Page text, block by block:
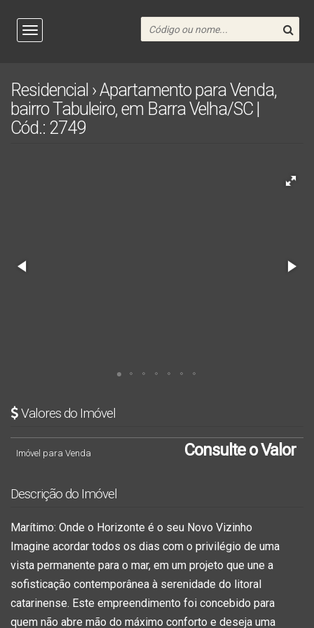
Residencial › Apartamento para Venda,
bairro Tabuleiro, em Barra Velha/SC |
Cód.: 2749
Valores do Imóvel
Consulte o Valor
Imóvel para Venda
Descrição do Imóvel
Marítimo: Onde o Horizonte é o seu Novo Vizinho
Imagine acordar todos os dias com o privilégio de uma
vista permanente para o mar, em um projeto que une a
sofisticação contemporânea à serenidade do litoral
catarinense. Este empreendimento foi concebido para
quem não abre mão do máximo conforto e deseja uma